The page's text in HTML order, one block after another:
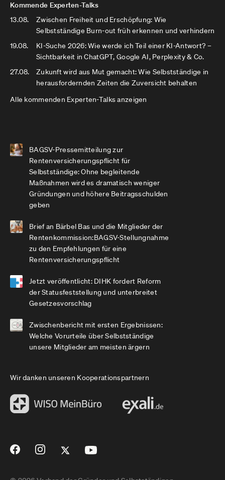
Kommende Experten-Talks
13.08.
Zwischen Freiheit und Erschöpfung: Wie
Selbstständige Burn-out früh erkennen und verhindern
19.08.
KI-Suche 2026: Wie werde ich Teil einer KI-Antwort? –
Sichtbarkeit in ChatGPT, Google AI, Perplexity & Co.
27.08.
Zukunft wird aus Mut gemacht: Wie Selbstständige in
herausfordernden Zeiten die Zuversicht behalten
Alle kommenden Experten-Talks anzeigen
BAGSV-Pressemitteilung zur
Rentenversicherungspflicht für
Selbstständige: Ohne begleitende
Maßnahmen wird es dramatisch weniger
Gründungen und höhere Beitragsschulden
geben
Brief an Bärbel Bas und die Mitglieder der
Rentenkommission:BAGSV-Stellungnahme
zu den Empfehlungen für eine
Rentenversicherungspflicht
Jetzt veröffentlicht: DIHK fordert Reform
der Statusfeststellung und unterbreitet
Gesetzesvorschlag
Zwischenbericht mit ersten Ergebnissen:
Welche Vorurteile über Selbstständige
unsere Mitglieder am meisten ärgern
Wir danken unseren Kooperationspartnern